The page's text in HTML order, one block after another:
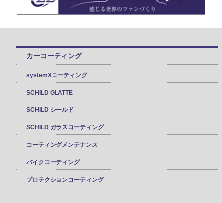
カーコーティング
systemXコーティング
SCHILD GLATTE
SCHILD シールド
SCHILD ガラスコーティング
コーティングメンテナンス
バイクコーティング
プロテクションコーティング